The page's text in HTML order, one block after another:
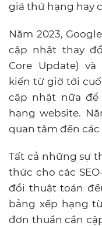
giá thứ hạng hay
Năm 2023,
cập nhật thay
Core Update)
kiến từ giờ tới
cập nhật nữa
hạng website.
quan tâm đến các
Tất cả những sự
thức cho các
đổi thuật toán
bảng xếp hạng
đơn thuần cần